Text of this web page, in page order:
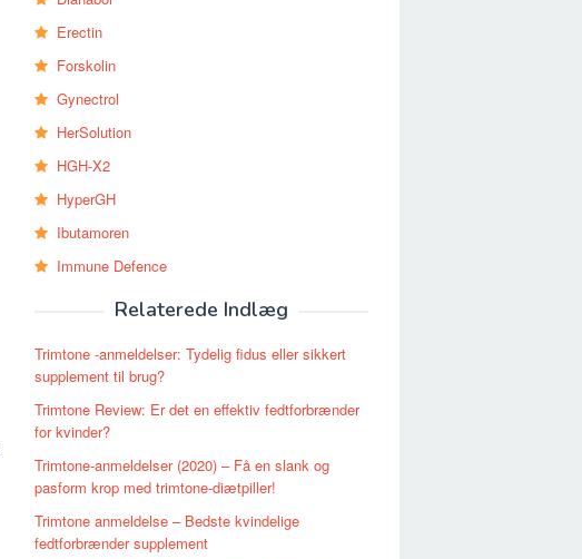
Erectin
Forskolin
Gynectrol
HerSolution
HGH-X2
HyperGH
Ibutamoren
Immune Defence
Relaterede Indlæg
Trimtone -anmeldelser: Tydelig fidus eller sikkert
supplement til brug?
Trimtone Review: Er det en effektiv fedtforbrænder
for kvinder?
Trimtone-anmeldelser (2020) – Få en slank og
pasform krop med trimtone-diætpiller!
Trimtone anmeldelse – Bedste kvindelige
fedtforbrænder supplement